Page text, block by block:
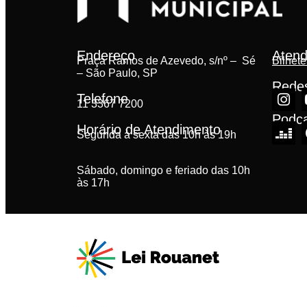
Endereço
Praça Ramos de Azevedo, s/nº – Sé
– São Paulo, SP
Telefone
11 3367 7200
Horário de Atendimento
Segunda à sexta das 10h às 19h
Sábado, domingo e feriado das 10h
às 17h